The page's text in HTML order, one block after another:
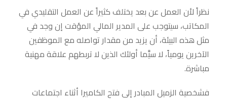
نظراً لأن العمل عن بعد يختلف كثيراً عن العمل التقليدي في
المكاتب، سيتوجب على المدير المالي المؤقت إن وجد في
مثل هذه البيئة، أن يزيد من مقدار تواصله مع الموظفين
الآخرين يومياً، لا سيَّما أولئك الذين لا تربطهم علاقة مهنية
مباشرة.
فشخصية الزميل المبادر إلى فتح الكاميرا أثناء اجتماعات